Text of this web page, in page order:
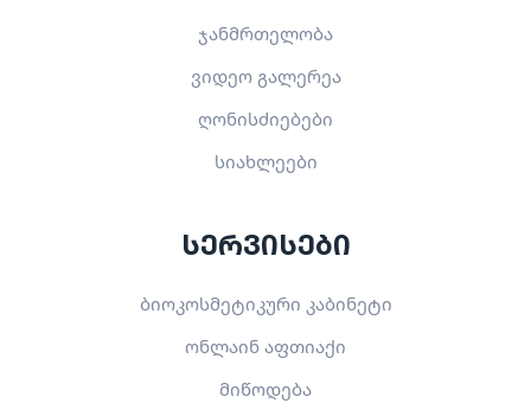
ჯანმრთელობა
ვიდეო გალერეა
ღონისძიებები
სიახლეები
სერვისები
ბიოკოსმეტიკური კაბინეტი
ონლაინ აფთიაქი
მიწოდება